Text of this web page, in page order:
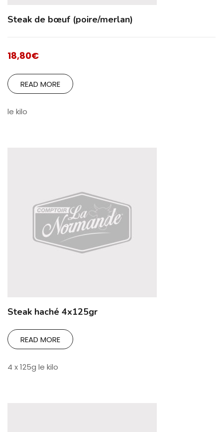
Steak de bœuf (poire/merlan)
18,80€
READ MORE
le kilo
Steak haché 4x125gr
READ MORE
4 x 125g le kilo